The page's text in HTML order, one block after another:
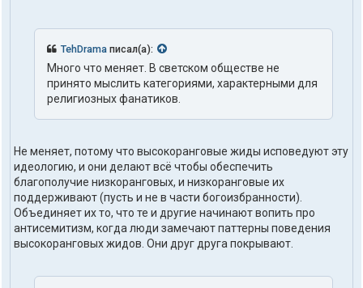
TehDrama писал(а):
Много что меняет. В светском обществе не
принято мыслить категориями, характерными для
религиозных фанатиков.
Не меняет, потому что высокоранговые жиды исповедуют эту
идеологию, и они делают всё чтобы обеспечить
благополучие низкоранговых, и низкоранговые их
поддерживают (пусть и не в части богоизбранности).
Объединяет их то, что те и другие начинают вопить про
антисемитизм, когда люди замечают паттерны поведения
высокоранговых жидов. Они друг друга покрывают.